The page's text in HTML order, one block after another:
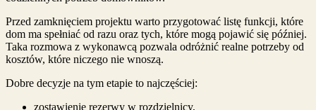
Przed zamknięciem projektu warto przygotować listę funkcji, które
dom ma spełniać od razu oraz tych, które mogą pojawić się później.
Taka rozmowa z wykonawcą pozwala odróżnić realne potrzeby od
kosztów, które niczego nie wnoszą.
Dobre decyzje na tym etapie to najczęściej:
zostawienie rezerwy w rozdzielnicy,